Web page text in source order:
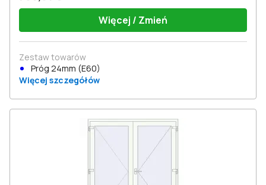
Więcej / Zmień
Zestaw towarów
Próg 24mm (E60)
Więcej szczegółów